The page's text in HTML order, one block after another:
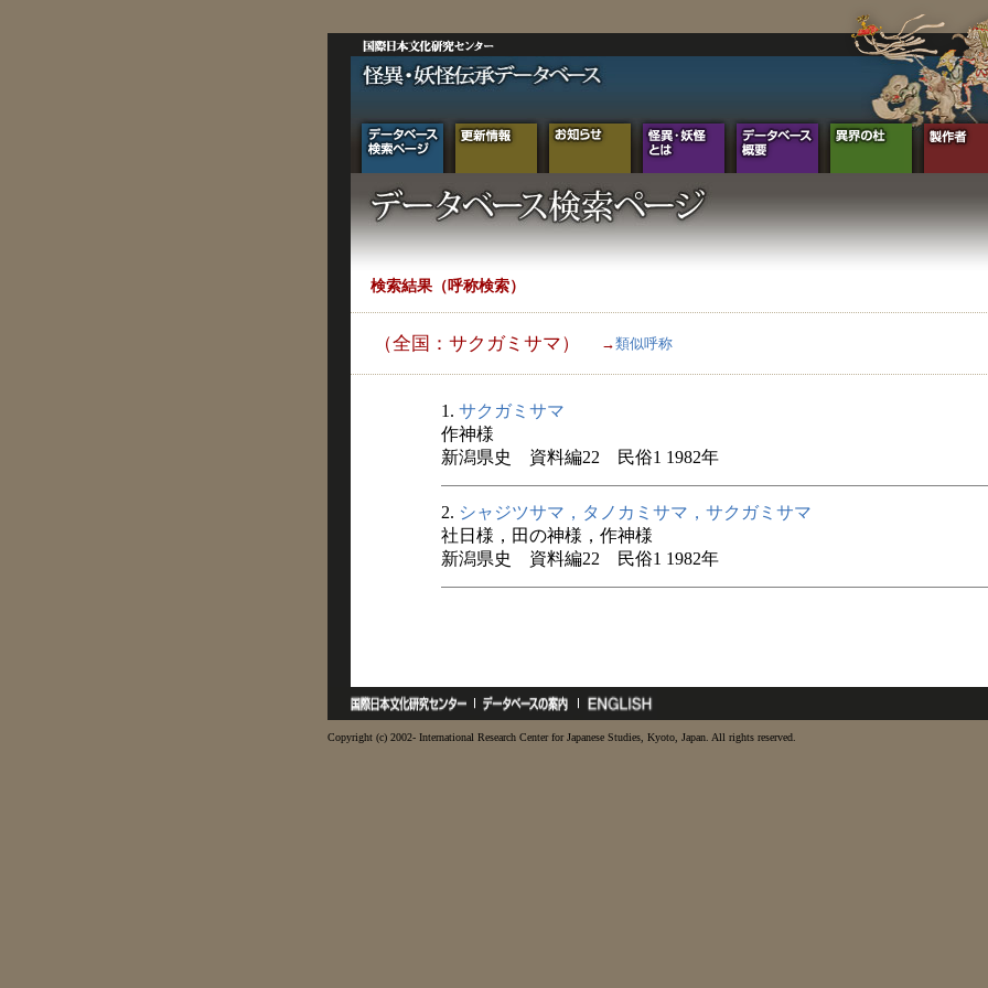
検索結果（呼称検索）
（全国：サクガミサマ） →類似呼称
1. サクガミサマ
作神様
新潟県史 資料編22 民俗1 1982年
2. シャジツサマ，タノカミサマ，サクガミサマ
社日様，田の神様，作神様
新潟県史 資料編22 民俗1 1982年
Copyright (c) 2002- International Research Center for Japanese Studies, Kyoto, Japan. All rights reserved.